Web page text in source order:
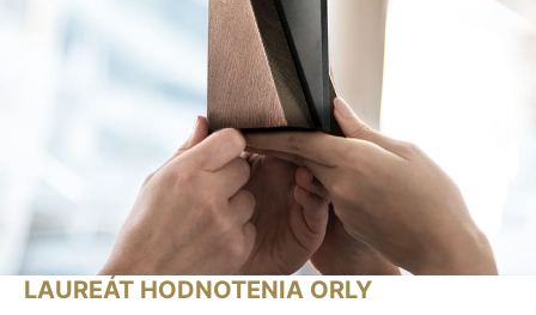
LAUREÁT HODNOTENIA ORLY